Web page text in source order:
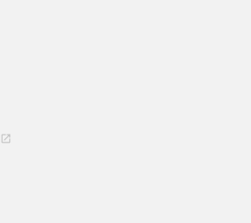
open_in_new